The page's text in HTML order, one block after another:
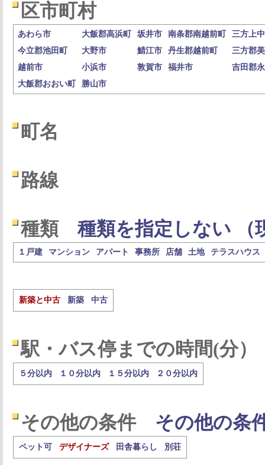
区市町村
あわら市 大飯郡高浜町 坂井市 南条郡南越前町
三方上
今立郡池田町
大野市 鯖江市 丹生郡越前町
三方郡
越前市
小浜市 敦賀市 福井市
吉田郡
大飯郡おおい町
勝山市
町名
路線
種類 種類を指定しない （
１戸建 マンション アパート 事務所 店舗 土地 テラスハウス
新築と中古 新築 中古
駅・バス停までの時間(分）
５分以内 １０分以内 １５分以内 ２０分以内
その他の条件 その他の条
ペット可 デザイナーズ 田舎暮らし 別荘